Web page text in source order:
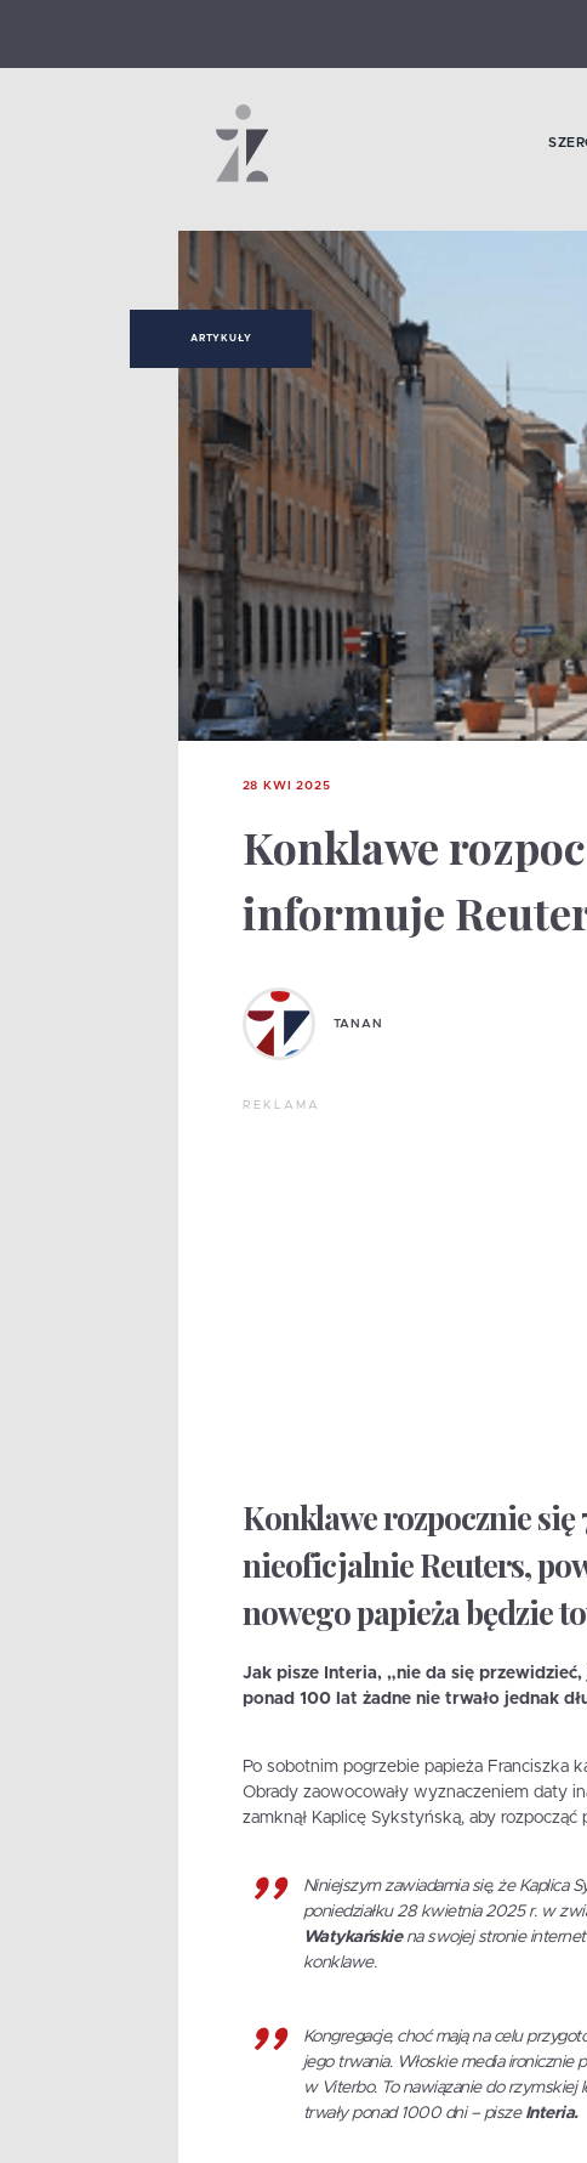
ARTYKUŁY
28 KWI 2025
Konklawe
informuje
TANAN
REKLAMA
Konklawe rozpocznie się
nieoficjalnie Reuters,
nowego papieża będzie
Jak pisze Interia, „nie da się
ponad 100 lat żadne nie trwało jednak
Po sobotnim pogrzebie papieża Franciszka
Obrady zaowocowały wyznaczeniem daty
zamknął Kaplicę Sykstyńską, aby
Niniejszym zawiadamia się, że Kaplica
poniedziałku 28 kwietnia 2025 r. w
Watykańskiena swojej stronie
konklawe.
Kongregacje, choć mają na celu
jego trwania. Włoskie media ironicznie
w Viterbo. To nawiązanie do
trwały ponad 1000 dni – piszeInteria.